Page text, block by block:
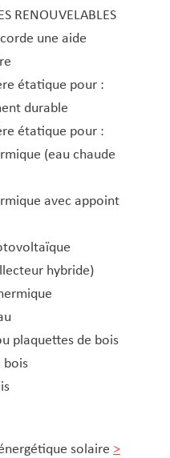
– Naturalisation –
élèves et
des jeunes
RENOUVELABLES
une aide
étatique pour :
durable
étatique pour :
(eau chaude
avec appoint
hybride)
plaquettes de bois
bois
solaire >